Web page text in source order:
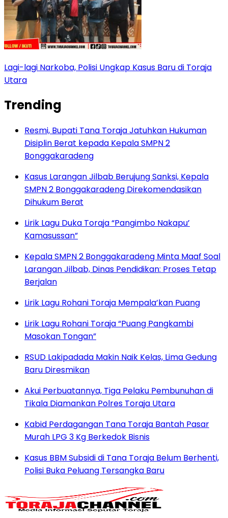
Lagi-lagi Narkoba, Polisi Ungkap Kasus Baru di Toraja
Utara
Trending
Resmi, Bupati Tana Toraja Jatuhkan Hukuman
Disiplin Berat kepada Kepala SMPN 2
Bonggakaradeng
Kasus Larangan Jilbab Berujung Sanksi, Kepala
SMPN 2 Bonggakaradeng Direkomendasikan
Dihukum Berat
Lirik Lagu Duka Toraja “Pangimbo Nakapu’
Kamasussan”
Kepala SMPN 2 Bonggakaradeng Minta Maaf Soal
Larangan Jilbab, Dinas Pendidikan: Proses Tetap
Berjalan
Lirik Lagu Rohani Toraja Mempala’kan Puang
Lirik Lagu Rohani Toraja “Puang Pangkambi
Masokan Tongan”
RSUD Lakipadada Makin Naik Kelas, Lima Gedung
Baru Diresmikan
Akui Perbuatannya, Tiga Pelaku Pembunuhan di
Tikala Diamankan Polres Toraja Utara
Kabid Perdagangan Tana Toraja Bantah Pasar
Murah LPG 3 Kg Berkedok Bisnis
Kasus BBM Subsidi di Tana Toraja Belum Berhenti,
Polisi Buka Peluang Tersangka Baru